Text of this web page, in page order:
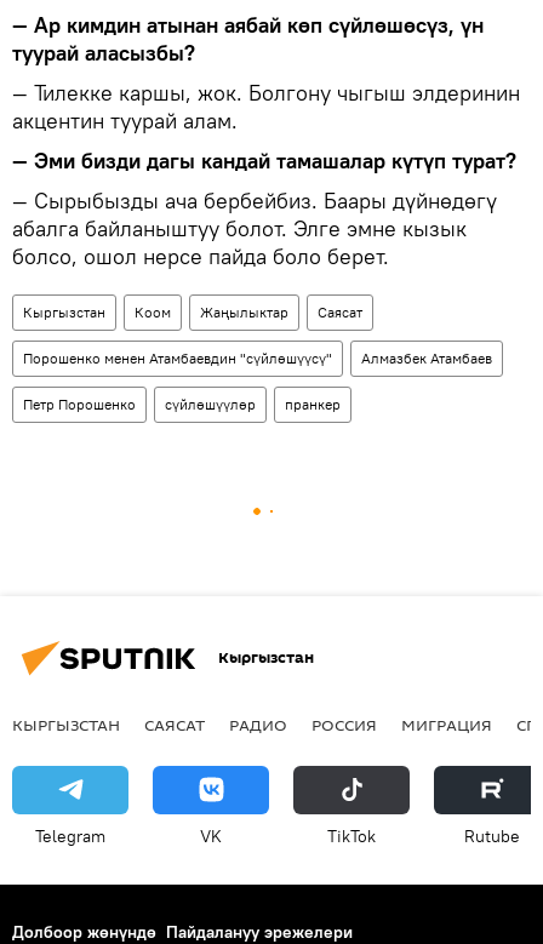
— Ар кимдин атынан аябай көп сүйлөшөсүз, үн
туурай аласызбы?
— Тилекке каршы, жок. Болгону чыгыш элдеринин
акцентин туурай алам.
— Эми бизди дагы кандай тамашалар күтүп турат?
— Сырыбызды ача бербейбиз. Баары дүйнөдөгү
абалга байланыштуу болот. Элге эмне кызык
болсо, ошол нерсе пайда боло берет.
Кыргызстан Коом Жаңылыктар Саясат
Порошенко менен Атамбаевдин "сүйлөшүүсү" Алмазбек Атамбаев
Петр Порошенко сүйлөшүүлөр пранкер
Кыргызстан
КЫРГЫЗСТАН САЯСАТ РАДИО РОССИЯ МИГРАЦИЯ
Telegram VK ТikТоk Rutube
Долбоор жөнүндө Пайдалануу эрежелери